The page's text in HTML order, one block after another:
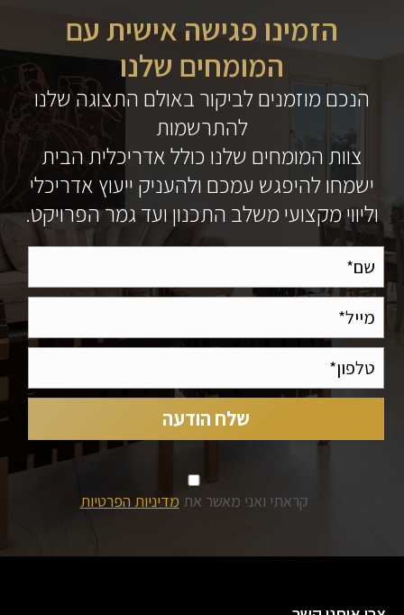
הזמינו פגישה אישית עם
המומחים שלנו
הנכם מוזמנים לביקור באולם התצוגה שלנו
להתרשמות
צוות המומחים שלנו כולל אדריכלית הבית
ישמחו להיפגש עמכם ולהעניק ייעוץ אדריכלי
וליווי מקצועי משלב התכנון ועד גמר הפרויקט.
קראתי ואני מאשר את מדיניות הפרטיות